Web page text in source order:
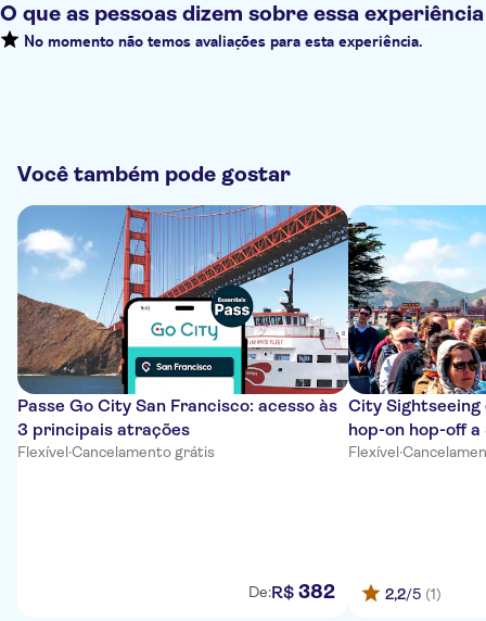
O que as pessoas dizem sobre essa experiência
No momento não temos avaliações para esta experiência.
Você também pode gostar
Passe Go City San Francisco: acesso às
3 principais atrações
Flexível·Cancelamento grátis
De:R$ 382
City
hop-on hop-off
Flexível·
2,2/5 (1)